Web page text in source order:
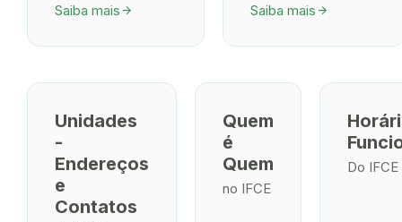
Saiba mais arrow_forward Saiba mais arrow_forward
Unidades
-
Endereços
e
Contatos
Quem
é
Quem
no IFCE
Do IFCE